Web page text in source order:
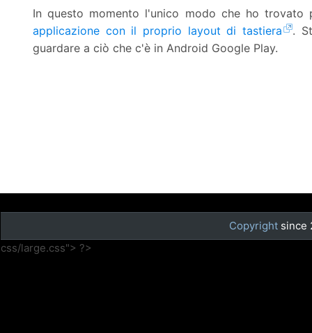
In questo momento l'unico modo che ho
applicazione con il proprio layout di tastiera
.
guardare a ciò che c'è in Android Google Play.
Copyright since
css/large.css"> ?>